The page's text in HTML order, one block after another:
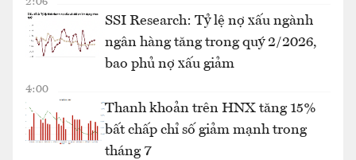
SSI Research: Tỷ lệ nợ xấu ngành
ngân hàng tăng trong quý 2/2026,
bao phủ nợ xấu giảm
4:00
Thanh khoản trên HNX tăng 15%
bất chấp chỉ số giảm mạnh trong
tháng 7